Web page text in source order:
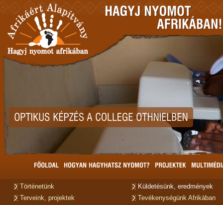
Történetünk
Küldetésünk, eredmények
Terveink, projektek
Tevékenységünk Afrikában